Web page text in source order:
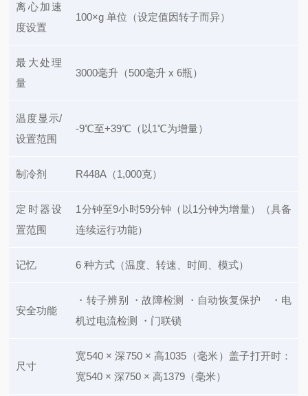
离心加速
度设置
100×g 单位（设定值因转子而异）
最大处理
量
3000毫升（500毫升 x 6瓶）
温度显示/
设置范围
-9℃至+39℃（以1℃为增量）
制冷剂 R448A（1,000克）
定时器设
置范围
1分钟至9小时59分钟（以1分钟为增量）（具备
连续运行功能）
记忆 6 种方式（温度、转速、时间、模式）
安全功能
・转子辨别 ・故障检测 ・自动恢复保护
・电
机过电流检测 ・门联锁
尺寸
宽540 × 深750 × 高1035（毫米） 盖子打开时：
宽540 × 深750 × 高1379（毫米）